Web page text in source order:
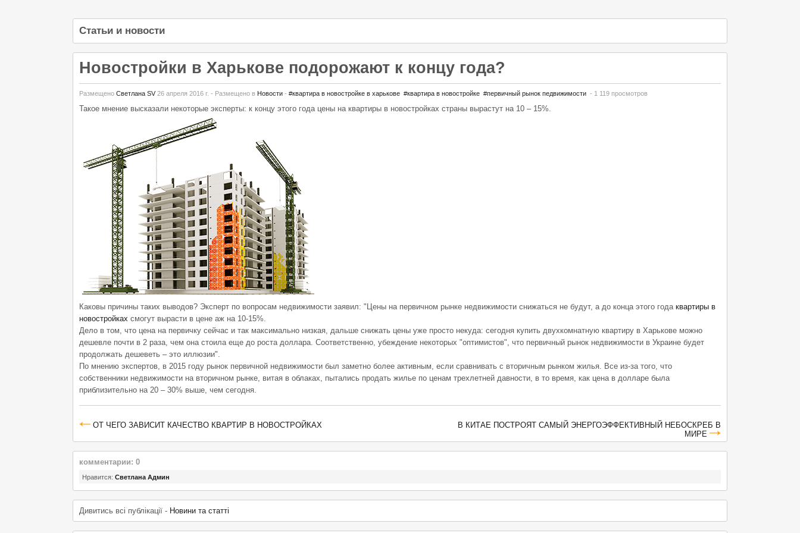
Статьи и новости
Новостройки в Харькове подорожают к концу года?
Размещено Светлана SV 26 апреля 2016 г. - Размещено в Новости - #квартира в новостройке в харькове #квартира в новостройке #первичный рынок педвижимости - 1 119 просмотров
Такое мнение высказали некоторые эксперты: к концу этого года цены на квартиры в новостройках страны вырастут на 10 – 15%.
Каковы причины таких выводов? Эксперт по вопросам недвижимости заявил: "Цены на первичном рынке недвижимости снижаться не будут, а до конца этого года квартиры в
новостройках смогут вырасти в цене аж на 10-15%.
Дело в том, что цена на первичку сейчас и так максимально низкая, дальше снижать цены уже просто некуда: сегодня купить двухкомнатную квартиру в Харькове можно
дешевле почти в 2 раза, чем она стоила еще до роста доллара. Соответственно, убеждение некоторых "оптимистов", что первичный рынок недвижимости в Украине будет
продолжать дешеветь – это иллюзии".
По мнению экспертов, в 2015 году рынок первичной недвижимости был заметно более активным, если сравнивать с вторичным рынком жилья. Все из-за того, что
собственники недвижимости на вторичном рынке, витая в облаках, пытались продать жилье по ценам трехлетней давности, в то время, как цена в долларе была
приблизительно на 20 – 30% выше, чем сегодня.
ОТ ЧЕГО ЗАВИСИТ КАЧЕСТВО КВАРТИР В НОВОСТРОЙКАХ
В КИТАЕ ПОСТРОЯТ САМЫЙ ЭНЕРГОЭФФЕКТИВНЫЙ НЕБОСКРЕБ В
МИРЕ
комментарии: 0
Нравится: Светлана Админ
Дивитись всі публікації - Новини та статті